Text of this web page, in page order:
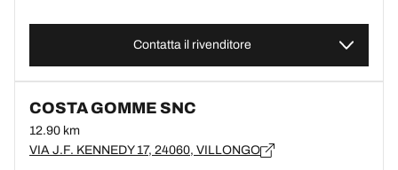
Contatta il rivenditore
COSTA GOMME SNC
12.90 km
VIA J.F. KENNEDY 17, 24060, VILLONGO